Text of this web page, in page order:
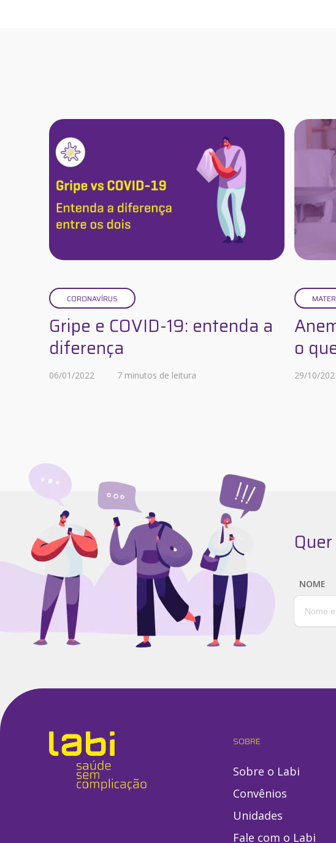
CORONAVÍRUS
Gripe e COVID-19: entenda a
diferença
06/01/2022 7 minutos de leitura
o
29/10/
NOME
SOBRE
Sobre o Labi
Convênios
Unidades
Fale com o Labi